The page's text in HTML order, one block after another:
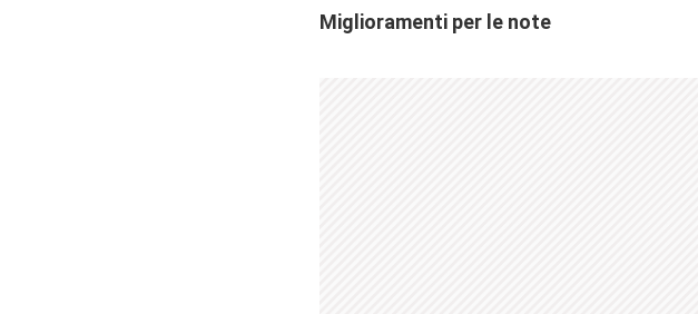
Miglioramenti per le note